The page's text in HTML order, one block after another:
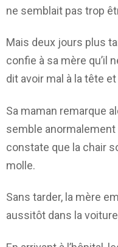
ne semblait pas trop
Mais deux jours plus
confie à sa mère qu’il
dit avoir mal à la tête
Sa maman remarque
semble
constate que la chair
molle.
Sans tarder, la mère
aussitôt dans la